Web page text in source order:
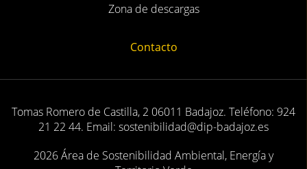
Zona de descargas
Contacto
Tomas Romero de Castilla, 2 06011 Badajoz. Teléfono: 924
21 22 44. Email: sostenibilidad@dip-badajoz.es
2026 Área de Sostenibilidad Ambiental, Energía y